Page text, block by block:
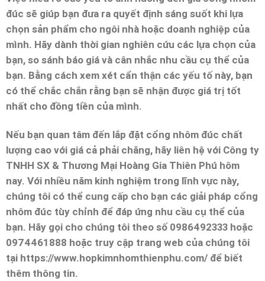
đúc sẽ giúp bạn đưa ra quyết định sáng suốt khi lựa
chọn sản phẩm cho ngôi nhà hoặc doanh nghiệp của
mình. Hãy dành thời gian nghiên cứu các lựa chọn của
bạn, so sánh báo giá và cân nhắc nhu cầu cụ thể của
bạn. Bằng cách xem xét cẩn thận các yếu tố này, bạn
có thể chắc chắn rằng bạn sẽ nhận được giá trị tốt
nhất cho đồng tiền của mình.
Nếu bạn quan tâm đến lắp đặt cổng nhôm đúc chất
lượng cao với giá cả phải chăng, hãy liên hệ với Công ty
TNHH SX & Thương Mại Hoàng Gia Thiên Phú hôm
nay. Với nhiều năm kinh nghiệm trong lĩnh vực này,
chúng tôi có thể cung cấp cho bạn các giải pháp cổng
nhôm đúc tùy chỉnh để đáp ứng nhu cầu cụ thể của
bạn. Hãy gọi cho chúng tôi theo số 0986492333 hoặc
0974461888 hoặc truy cập trang web của chúng tôi
tại https://www.hopkimnhomthienphu.com/ để biết
thêm thông tin.